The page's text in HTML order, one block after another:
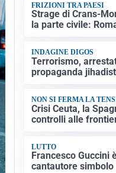
FRIZIONI TRA PAESI
Strage di Crans-
la parte civile:
INDAGINE DIGOS
Terrorismo,
propaganda
NON SI FERMA LA
Crisi Ceuta, la
controlli alle
LUTTO
Francesco Guccini
cantautore